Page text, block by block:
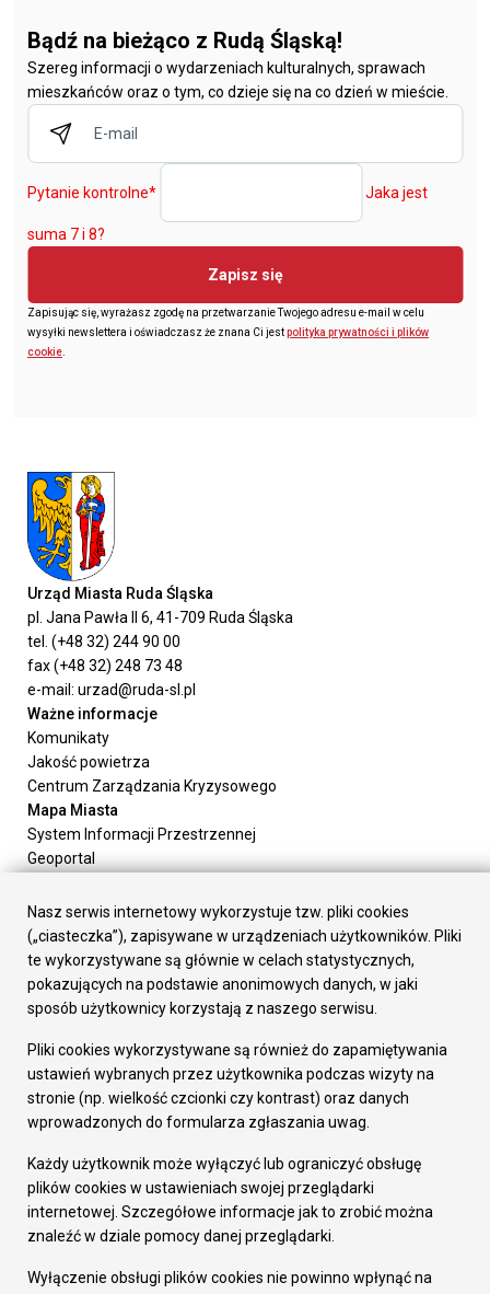
Bądź na bieżąco z Rudą Śląską!
Szereg informacji o wydarzeniach kulturalnych, sprawach
mieszkańców oraz o tym, co dzieje się na co dzień w mieście.
Pytanie kontrolne* Jaka jest
suma 7 i 8?
Zapisz się
Zapisując się, wyrażasz zgodę na przetwarzanie Twojego adresu e-mail w celu
wysyłki newslettera i oświadczasz że znana Ci jestpolityka prywatności i plików
cookie
Urząd Miasta Ruda Śląska
pl. Jana Pawła II 6, 41-709 Ruda Śląska
tel. (+48 32) 244 90 00
fax (+48 32) 248 73 48
e-mail: urzad@ruda-sl.pl
Ważne informacje
Komunikaty
Jakość powietrza
Centrum Zarządzania Kryzysowego
Mapa Miasta
System Informacji Przestrzennej
Geoportal
Załatw sprawę
Prezydent Miasta
Rada Miasta
Wydziały
Elektroniczna Skrzynka Podawcza
Gospodarka
Fundusze europejskie
Środki krajowe
Oferty inwestycyjne
Pozostałe
Deklaracja dostępności
Dane osobowe
Dodaj opinię o witrynie
Nasz serwis internetowy wykorzystuje tzw. pliki cookies
(„ciasteczka”), zapisywane w urządzeniach użytkowników. Pliki
te wykorzystywane są głównie w celach statystycznych,
pokazujących na podstawie anonimowych danych, w jaki
sposób użytkownicy korzystają z naszego serwisu.
Pliki cookies wykorzystywane są również do zapamiętywania
ustawień wybranych przez użytkownika podczas wizyty na
stronie (np. wielkość czcionki czy kontrast) oraz danych
wprowadzonych do formularza zgłaszania uwag.
Każdy użytkownik może wyłączyć lub ograniczyć obsługę
plików cookies w ustawieniach swojej przeglądarki
internetowej. Szczegółowe informacje jak to zrobić można
znaleźć w dziale pomocy danej przeglądarki.
Wyłączenie obsługi plików cookies nie powinno wpłynąć na